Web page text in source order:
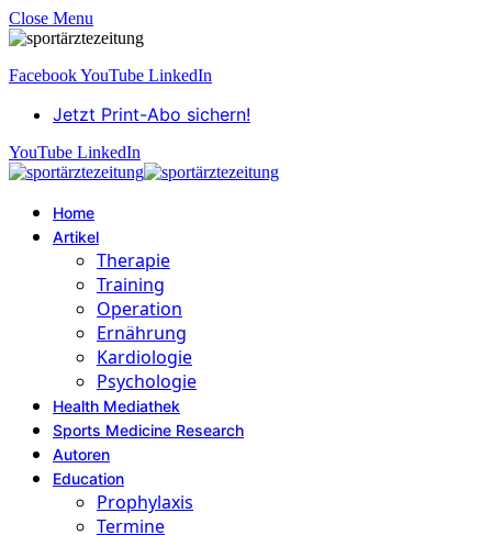
Close Menu
FacebookYouTube LinkedIn
Jetzt Print-Abo sichern!
YouTube LinkedIn
Home
Artikel
Therapie
Training
Operation
Ernährung
Kardiologie
Psychologie
Health Mediathek
Sports Medicine Research
Autoren
Education
Prophylaxis
Termine